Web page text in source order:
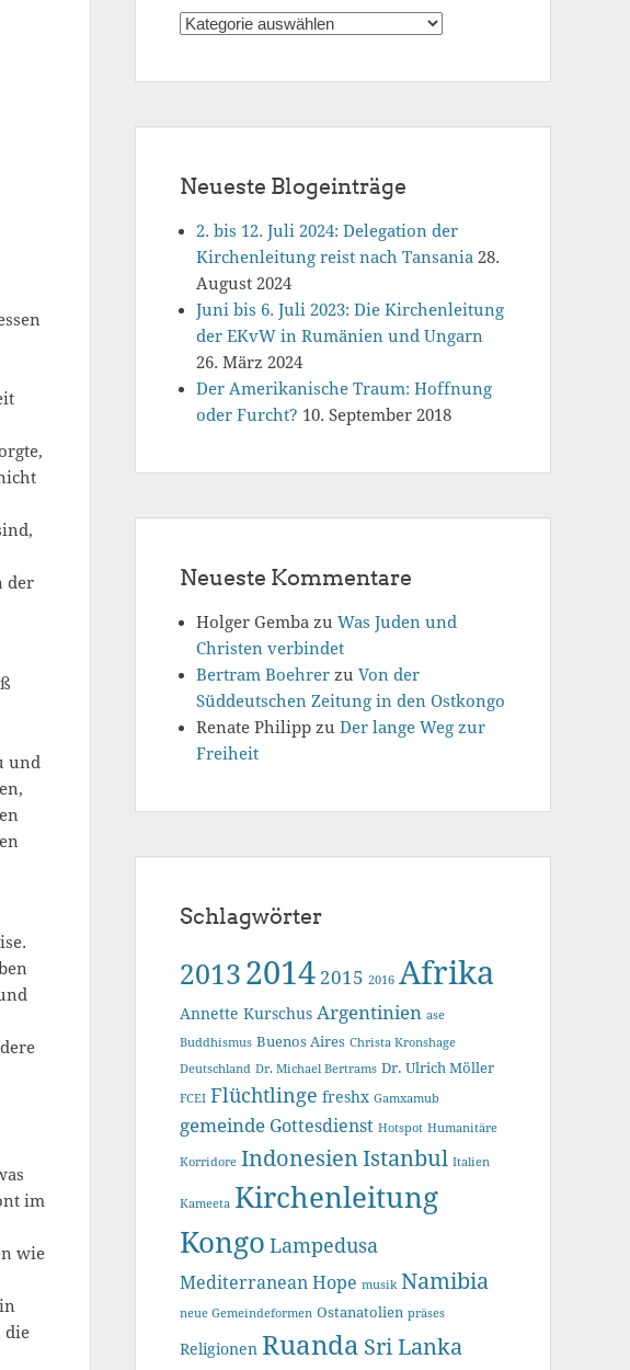
der
und
im
wie
die
Beiträge
Neueste Blogeinträge
2. bis 12. Juli 2024: Delegation der
Kirchenleitung reist nach Tansania 28.
August 2024
Juni bis 6. Juli 2023: Die Kirchenleitung
der EKvW in Rumänien und Ungarn
26. März 2024
Der Amerikanische Traum: Hoffnung
oder Furcht? 10. September 2018
Neueste Kommentare
Holger Gemba zu Was Juden und
Christen verbindet
Bertram Boehrer zu Von der
Süddeutschen Zeitung in den Ostkongo
Renate Philipp zu Der lange Weg zur
Freiheit
Schlagwörter
2013 2014 2015 2016 Afrika
Annette Kurschus Argentinien ase
Buddhismus Buenos Aires Christa Kronshage
Deutschland Dr. Michael Bertrams Dr. Ulrich Möller
FCEI Flüchtlinge freshx Gamxamub
gemeinde Gottesdienst Hotspot Humanitäre
Korridore IndonesienIstanbul Italien
Kameeta Kirchenleitung
Kongo Lampedusa
Mediterranean Hope musik Namibia
neue Gemeindeformen Ostanatolien präses
Religionen Ruanda Sri Lanka